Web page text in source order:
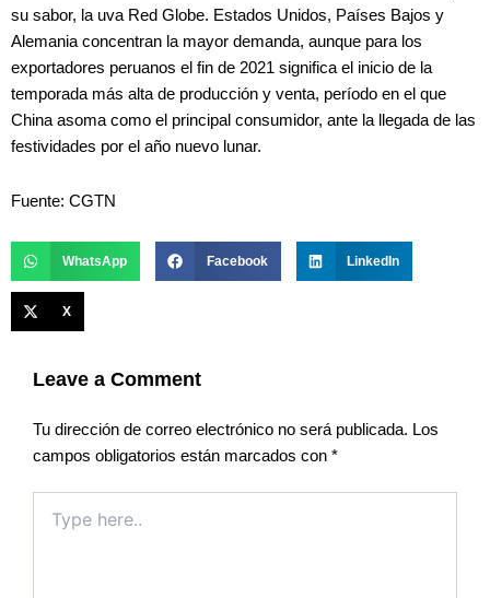
su sabor, la uva Red Globe. Estados Unidos, Países Bajos y
Alemania concentran la mayor demanda, aunque para los
exportadores peruanos el fin de 2021 significa el inicio de la
temporada más alta de producción y venta, período en el que
China asoma como el principal consumidor, ante la llegada de las
festividades por el año nuevo lunar.
Fuente: CGTN
WhatsApp Facebook LinkedIn
X
Leave a Comment
Tu dirección de correo electrónico no será publicada. Los
campos obligatorios están marcados con *
here..